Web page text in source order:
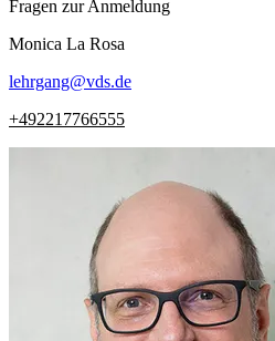
Fragen zur Anmeldung
Monica La Rosa
lehrgang@vds.de
+492217766555